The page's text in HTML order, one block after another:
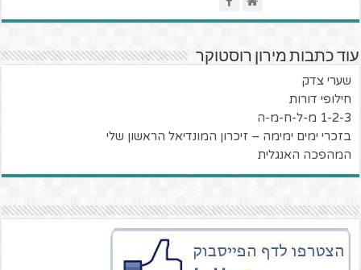
עוד כתבות מירון רוסטוקר
שערי צדק
חילופי דורות
1-2-3 מ-ל-ח-מ-ה
בזכרי ימים ימימה – זיכרון המונדיאל הראשון שלי
המהפכה האנגלית